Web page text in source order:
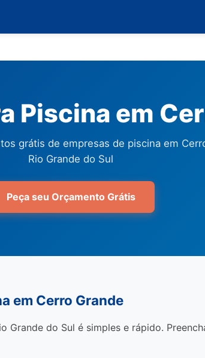
Piscina em
grátis de empresas de piscina em
Rio Grande do Sul
Peça seu Orçamento Grátis
em Cerro Grande
Grande do Sul é simples e rápido.